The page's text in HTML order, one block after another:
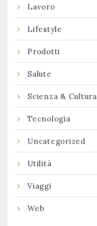
Lavoro
Lifestyle
Prodotti
Salute
Scienza & Cultura
Tecnologia
Uncategorized
Utilità
Viaggi
Web